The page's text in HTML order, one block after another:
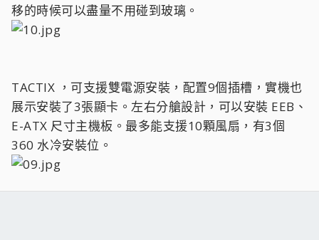
移的時候可以盡量不用碰到玻璃。
TACTIX ，可支援雙電源安裝，配置9個插槽，實機也
展示安裝了3張顯卡。左右分艙設計，可以安裝 EEB、
E-ATX 尺寸主機板。最多能支援10顆風扇，有3個
360 水冷安裝位。